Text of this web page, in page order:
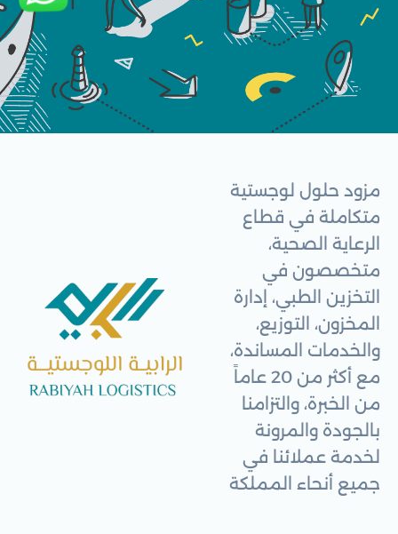
مزود حلول لوجستية
متكاملة في قطاع
الرعاية الصحية،
متخصصون في
التخزين الطبي، إدارة
المخزون، التوزيع،
والخدمات المساندة،
مع أكثر من 20 عاماً
من الخبرة، والتزامنا
بالجودة والمرونة
لخدمة عملائنا في
جميع أنحاء المملكة